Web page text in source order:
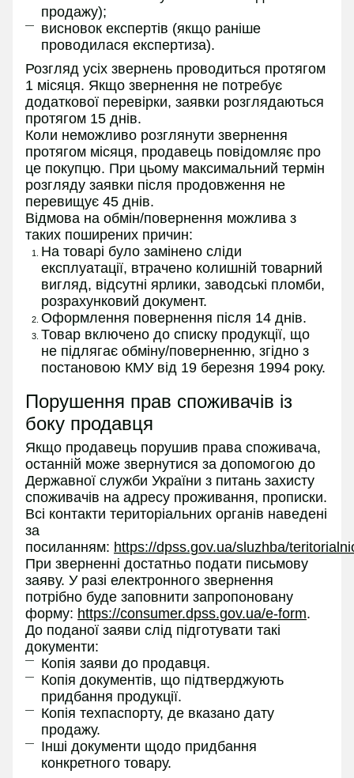
продажу);
висновок експертів (якщо раніше
проводилася експертиза).
Розгляд усіх звернень проводиться протягом
1 місяця. Якщо звернення не потребує
додаткової перевірки, заявки розглядаються
протягом 15 днів.
Коли неможливо розглянути звернення
протягом місяця, продавець повідомляє про
це покупцю. При цьому максимальний термін
розгляду заявки після продовження не
перевищує 45 днів.
Відмова на обмін/повернення можлива з
таких поширених причин:
На товарі було замінено сліди
експлуатації, втрачено колишній товарний
вигляд, відсутні ярлики, заводські пломби,
розрахунковий документ.
Оформлення повернення після 14 днів.
Товар включено до списку продукції, що
не підлягає обміну/поверненню, згідно з
постановою КМУ від 19 березня 1994 року.
Порушення прав споживачів із
боку продавця
Якщо продавець порушив права споживача,
останній може звернутися за допомогою до
Державної служби України з питань захисту
споживачів на адресу проживання, прописки.
Всі контакти територіальних органів наведені
за
посиланням: https://dpss.gov.ua/sluzhba/
При зверненні достатньо подати письмову
заяву. У разі електронного звернення
потрібно буде заповнити запропоновану
форму: https://consumer.dpss.gov.ua/e-form.
До поданої заяви слід підготувати такі
документи:
Копія заяви до продавця.
Копія документів, що підтверджують
придбання продукції.
Копія техпаспорту, де вказано дату
продажу.
Інші документи щодо придбання
конкретного товару.